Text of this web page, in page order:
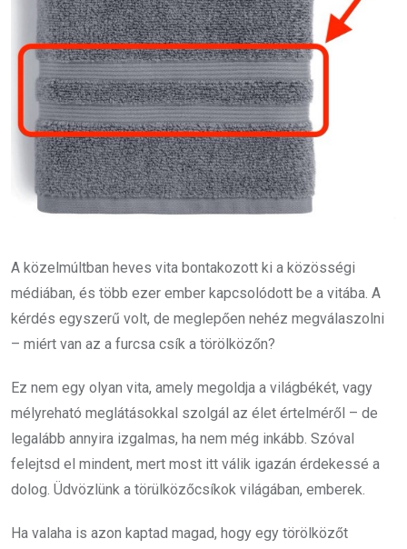
A közelmúltban heves vita bontakozott ki a közösségi
médiában, és több ezer ember kapcsolódott be a vitába. A
kérdés egyszerű volt, de meglepően nehéz megválaszolni
– miért van az a furcsa csík a törölközőn?
Ez nem egy olyan vita, amely megoldja a világbékét, vagy
mélyreható meglátásokkal szolgál az élet értelméről – de
legalább annyira izgalmas, ha nem még inkább. Szóval
felejtsd el mindent, mert most itt válik igazán érdekessé a
dolog. Üdvözlünk a törülközőcsíkok világában, emberek.
Ha valaha is azon kaptad magad, hogy egy törölközőt